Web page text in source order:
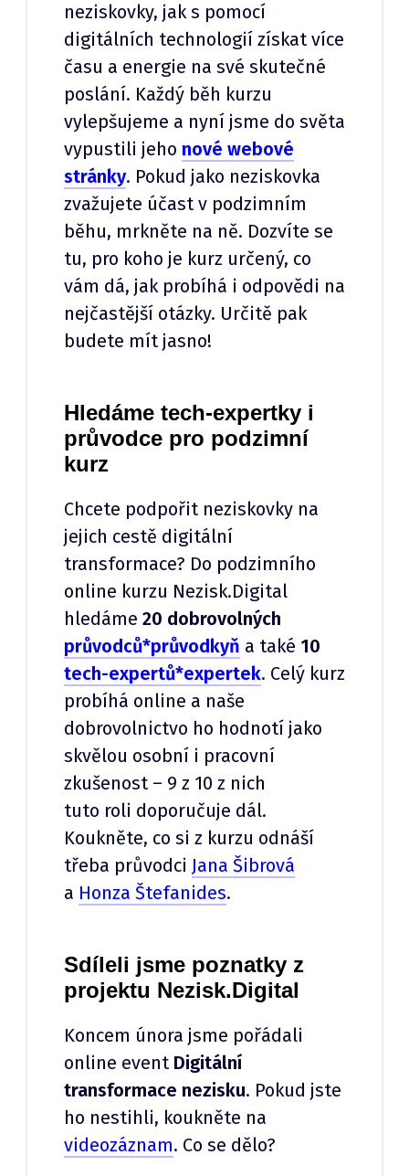
neziskovky, jak s pomocí
digitálních technologií získat více
času a energie na své skutečné
poslání. Každý běh kurzu
vylepšujeme a nyní jsme do světa
vypustili jeho nové webové
stránky. Pokud jako neziskovka
zvažujete účast v podzimním
běhu, mrkněte na ně. Dozvíte se
tu, pro koho je kurz určený, co
vám dá, jak probíhá i odpovědi na
nejčastější otázky. Určitě pak
budete mít jasno!
Hledáme tech-expertky i
průvodce pro podzimní
kurz
Chcete podpořit neziskovky na
jejich cestě digitální
transformace? Do podzimního
online kurzu Nezisk.Digital
hledáme 20 dobrovolných
průvodců*průvodkyň a také 10
tech-expertů*expertek. Celý kurz
probíhá online a naše
dobrovolnictvo ho hodnotí jako
skvělou osobní i pracovní
zkušenost – 9 z 10 z nich
tuto roli doporučuje dál.
Koukněte, co si z kurzu odnáší
třeba průvodci Jana Šibrová
a Honza Štefanides.
Sdíleli jsme poznatky z
projektu Nezisk.Digital
Koncem února jsme pořádali
online event Digitální
transformace nezisku. Pokud jste
ho nestihli, koukněte na
videozáznam. Co se dělo?